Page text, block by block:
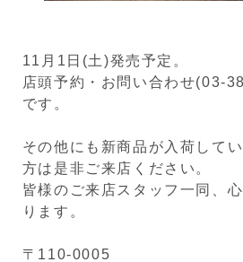
11月1日(土)発売予定。
店頭予約・お問い合わせ(03-
です。
その他にも新商品が入荷して
方は是非ご来店ください。
皆様のご来店スタッフ一同、
ります。
〒110-0005